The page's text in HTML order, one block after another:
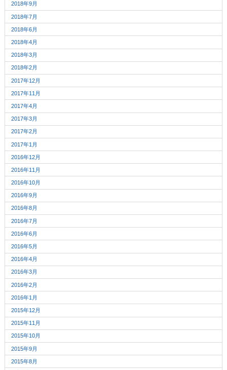
2018年9月
2018年7月
2018年6月
2018年4月
2018年3月
2018年2月
2017年12月
2017年11月
2017年4月
2017年3月
2017年2月
2017年1月
2016年12月
2016年11月
2016年10月
2016年9月
2016年8月
2016年7月
2016年6月
2016年5月
2016年4月
2016年3月
2016年2月
2016年1月
2015年12月
2015年11月
2015年10月
2015年9月
2015年8月